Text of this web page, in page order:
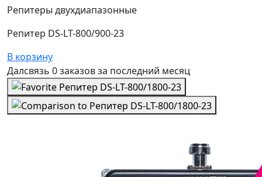
Репитеры двухдиапазонные
Репитер DS-LT-800/900-23
В корзину
Далсвязь 0 заказовза последний месяц